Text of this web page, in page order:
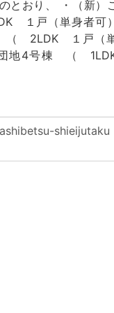
とおり、 ・（新）
１戸（単身者可
（ 2LDK １戸（
地4号棟 （
ashibetsu-shieijutaku